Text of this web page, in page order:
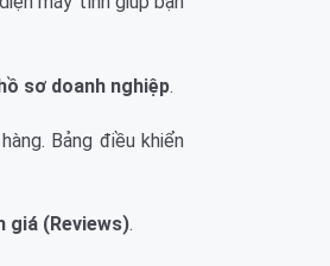
sơ doanh nghiệp.
Bảng điều khiển
giá (Reviews).